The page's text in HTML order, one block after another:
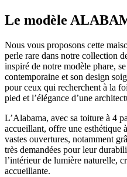
Le modèle
Nous vous proposons cette
perle rare dans notre collection
inspiré de notre modèle phare,
contemporaine et son design
pour ceux qui recherchent à la
pied et l’élégance d’une
L’Alabama, avec sa toiture à 4
accueillant, offre une esthétique
vastes ouvertures, notamment
très demandées pour leur
l’intérieur de lumière naturelle,
accueillante.